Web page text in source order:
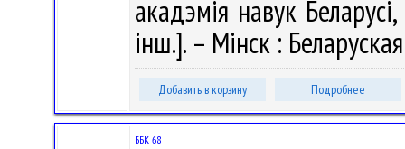
акадэмія навук
інш.]. – Мінск :
Добавить в корзину Подробнее
ББК 68